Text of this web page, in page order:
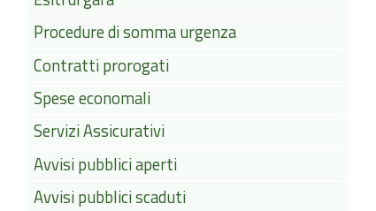
Procedure di somma urgenza
Contratti prorogati
Spese economali
Servizi Assicurativi
Avvisi pubblici aperti
Avvisi pubblici scaduti